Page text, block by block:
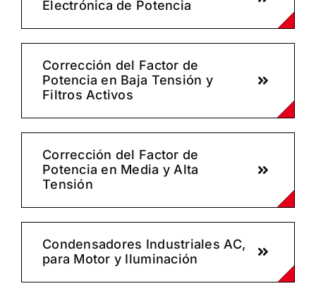
Electrónica de Potencia
Corrección del Factor de
Potencia en Baja Tensión y
Filtros Activos
Corrección del Factor de
Potencia en Media y Alta
Tensión
Condensadores Industriales AC,
para Motor y Iluminación